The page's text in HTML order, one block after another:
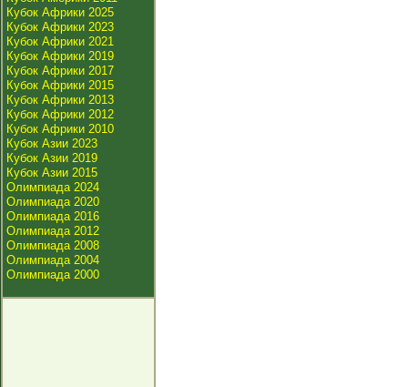
Кубок Африки 2025
Кубок Африки 2023
Кубок Африки 2021
Кубок Африки 2019
Кубок Африки 2017
Кубок Африки 2015
Кубок Африки 2013
Кубок Африки 2012
Кубок Африки 2010
Кубок Азии 2023
Кубок Азии 2019
Кубок Азии 2015
Олимпиада 2024
Олимпиада 2020
Олимпиада 2016
Олимпиада 2012
Олимпиада 2008
Олимпиада 2004
Олимпиада 2000